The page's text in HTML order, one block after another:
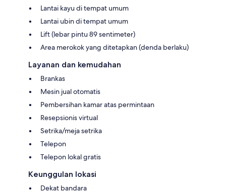
Lantai kayu di tempat umum
Lantai ubin di tempat umum
Lift (lebar pintu 89 sentimeter)
Area merokok yang ditetapkan (denda berlaku)
Layanan dan kemudahan
Brankas
Mesin jual otomatis
Pembersihan kamar atas permintaan
Resepsionis virtual
Setrika/meja setrika
Telepon
Telepon lokal gratis
Keunggulan lokasi
Dekat bandara